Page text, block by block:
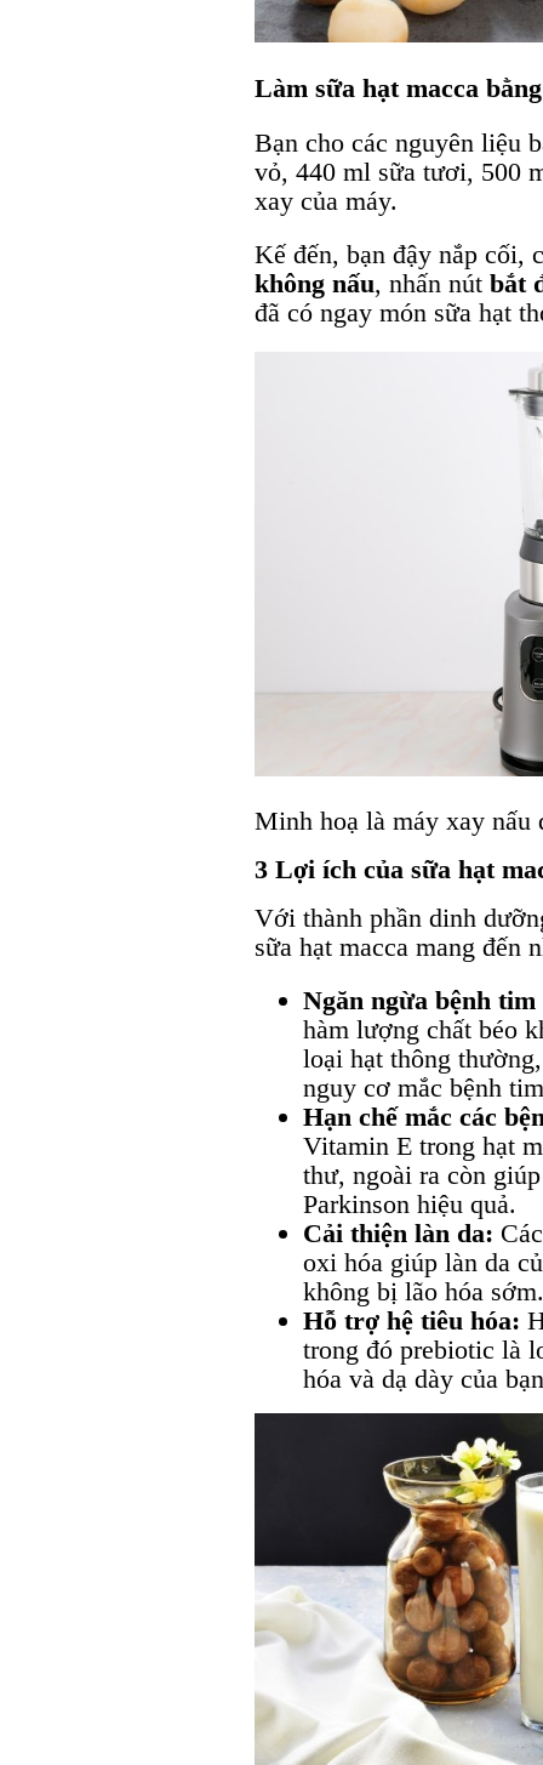
Làm sữa hạt macca
Bạn cho các nguyên liệu
vỏ, 440 ml sữa tươi, 500
xay của máy.
Kế đến, bạn đậy nắp cối,
không nấu, nhấn nút bắt
đã có ngay món sữa hạt
Minh hoạ là máy xay nấu
3 Lợi ích của sữa hạt
Với thành phần dinh
sữa hạt macca mang đến
Ngăn ngừa bệnh tim
hàm lượng chất béo
loại hạt thông
nguy cơ mắc bệnh
Hạn chế mắc các
Vitamin E trong hạt
thư, ngoài ra còn
Parkinson hiệu quả.
Cải thiện làn da:
oxi hóa giúp làn da
không bị lão hóa sớm.
Hỗ trợ hệ tiêu hóa:
trong đó prebiotic là
hóa và dạ dày của